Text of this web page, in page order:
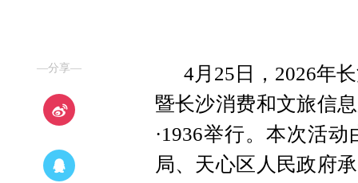
—分享—
4月25日，2026年
暨长沙消费和文旅信
·1936举行。本次活
局、天心区人民政府